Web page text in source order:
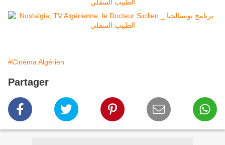
#Cinéma Algérien
Partager